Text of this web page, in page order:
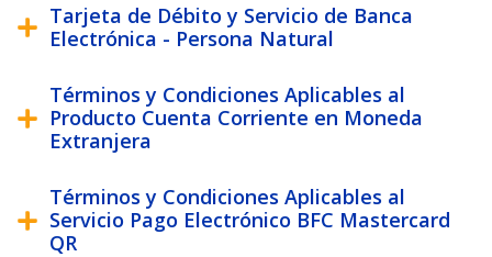
Tarjeta de Débito y Servicio de Banca
Electrónica - Persona Natural
Términos y Condiciones Aplicables al
Producto Cuenta Corriente en Moneda
Extranjera
Términos y Condiciones Aplicables al
Servicio Pago Electrónico BFC Mastercard
QR